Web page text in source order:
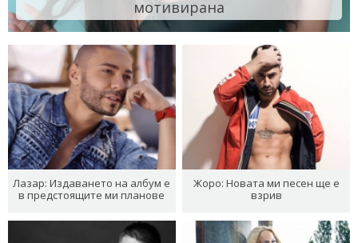
мотивирана
Лазар: Издаването на албум е
в предстоящите ми планове
Жоро: Новата ми песен ще е
взрив